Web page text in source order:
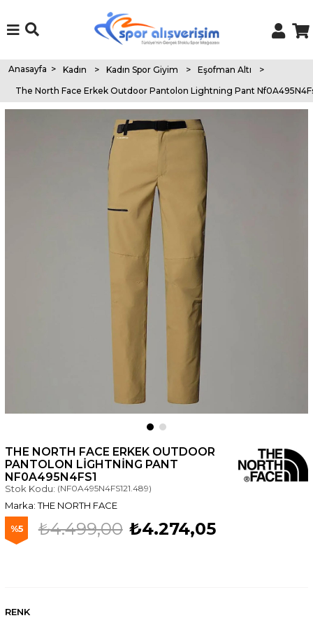
Anasayfa > Kadın > Kadın Spor Giyim > Eşofman Altı
>
The North Face Erkek Outdoor Pantolon Lightning Pant
THE NORTH FACE ERKEK OUTDOOR
PANTOLON LIGHTNING PANT
NF0A495N4FS1
Stok Kodu: (NF0A495N4FS121.489)
THE NORTH FACE
5 ₺4.499,00 ₺4.274,05
RENK